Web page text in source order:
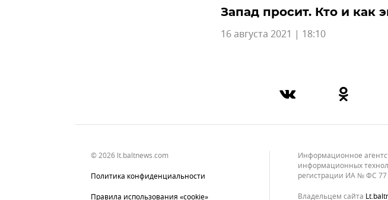
Запад просит. Кто и как
16 августа 2021 | 18:10
© 2026 lt.baltnews.com
Политика конфиденциальности
Правила использования «cookie»
Информационное
информационных
регистрации ИА № ФС 77
Владельцем сайта